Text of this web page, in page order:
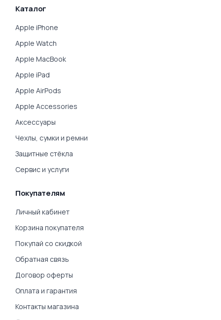
Каталог
Apple iPhone
Apple Watch
Apple MacBook
Apple iPad
Apple AirPods
Apple Accessories
Аксессуары
Чехлы, сумки и ремни
Защитные стёкла
Сервис и услуги
Покупателям
Личный кабинет
Корзина покупателя
Покупай со скидкой
Обратная связь
Договор оферты
Оплата и гарантия
Контакты магазина